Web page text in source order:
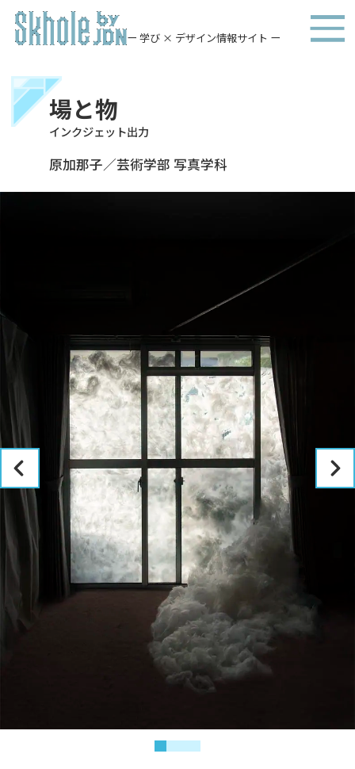
ー 学び × デザイン情報サイト ー
場と物
インクジェット出力
原加那子／芸術学部 写真学科